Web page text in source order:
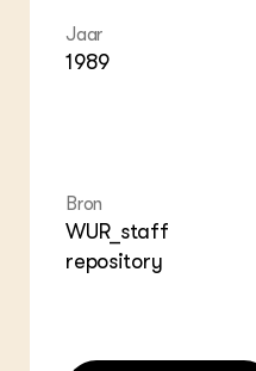
Jaar
1989
Bron
WUR_staff
repository